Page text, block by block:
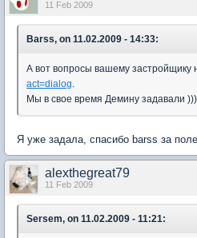
11 Feb 2009
Barss, on 11.02.2009 - 14:33:
А вот вопросы вашему застройщику
act=dialog.
Мы в свое время Демину задавали
Я уже задала, спасибо barss за
alexthegreat79
11 Feb 2009
Sersem, on 11.02.2009 - 11:21: